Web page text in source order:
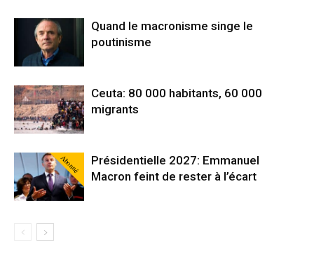
Quand le macronisme singe le
poutinisme
Ceuta: 80 000 habitants, 60 000
migrants
Abonné
Présidentielle 2027: Emmanuel
Macron feint de rester à l’écart